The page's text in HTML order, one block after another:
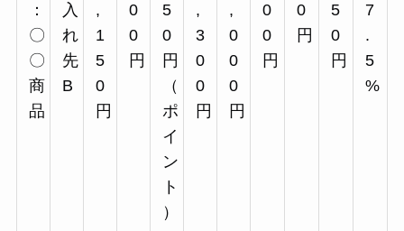
：
〇
〇
商
品
入
れ
先
B
,
1
5
0
円
0
0
円
5
0
円
（
ポ
イ
ン
ト
）
,
3
0
0
円
,
0
0
0
円
0
0
円
0
円
5
0
円
7
.
5
%